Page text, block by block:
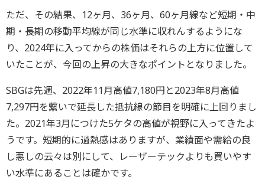
ただ、その結果、12ヶ月、36ヶ月、60ヶ月線など短期・中
期・長期の移動平均線が同じ水準に収れんするようにな
り、2024年に入ってからの株価はそれらの上方に位置して
いたことが、今回の上昇の大きなポイントとなりました。
SBGは先週、2022年11月高値7,180円と2023年8月高値
7,297円を繋いで延長した抵抗線の節目を明確に上回りまし
た。2021年3月につけた5ケタの高値が視野に入ってきたよ
うです。短期的に過熱感はありますが、業績面や需給の良
し悪しの云々は別にして、レーザーテックよりも買いやす
い水準にあることは確かです。